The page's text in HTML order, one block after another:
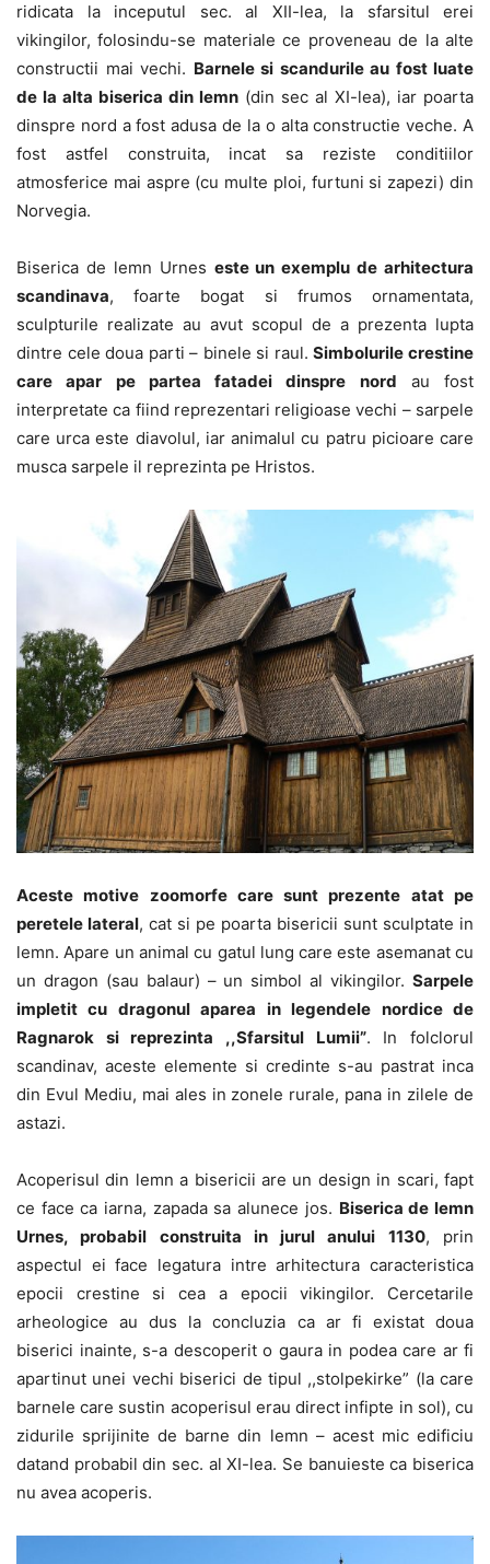
ridicata la inceputul sec. al XII-lea, la sfarsitul erei
vikingilor, folosindu-se materiale ce proveneau de la alte
constructii mai vechi. Barnele si scandurile au fost luate
de la alta biserica din lemn (din sec al XI-lea), iar poarta
dinspre nord a fost adusa de la o alta constructie veche. A
fost astfel construita, incat sa reziste conditiilor
atmosferice mai aspre (cu multe ploi, furtuni si zapezi) din
Norvegia.
Biserica de lemn Urnes este un exemplu de arhitectura
scandinava, foarte bogat si frumos ornamentata,
sculpturile realizate au avut scopul de a prezenta lupta
dintre cele doua parti – binele si raul.Simbolurile crestine
care apar pe partea fatadei dinspre nord au fost
interpretate ca fiind reprezentari religioase vechi – sarpele
care urca este diavolul, iar animalul cu patru picioare care
musca sarpele il reprezinta pe Hristos.
Aceste motive zoomorfe care sunt prezente atat pe
peretele lateral, cat si pe poarta bisericii sunt sculptate in
lemn. Apare un animal cu gatul lung care este asemanat cu
un dragon (sau balaur) – un simbol al vikingilor. Sarpele
impletit cu dragonul aparea in legendele nordice de
Ragnarok si reprezinta ,,Sfarsitul Lumii”. In folclorul
scandinav, aceste elemente si credinte s-au pastrat inca
din Evul Mediu, mai ales in zonele rurale, pana in zilele de
astazi.
Acoperisul din lemn a bisericii are un design in scari, fapt
ce face ca iarna, zapada sa alunece jos. Biserica de lemn
Urnes, probabil construita in jurul anului 1130, prin
aspectul ei face legatura intre arhitectura caracteristica
epocii crestine si cea a epocii vikingilor. Cercetarile
arheologice au dus la concluzia ca ar fi existat doua
biserici inainte, s-a descoperit o gaura in podea care ar fi
apartinut unei vechi biserici de tipul ,,stolpekirke” (la care
barnele care sustin acoperisul erau direct infipte in sol), cu
zidurile sprijinite de barne din lemn – acest mic edificiu
datand probabil din sec. al XI-lea. Se banuieste ca biserica
nu avea acoperis.